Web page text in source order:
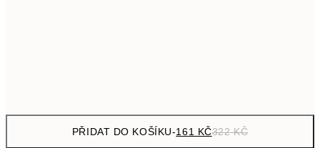
PŘIDAT DO KOŠÍKU-161 KČ322 KČ